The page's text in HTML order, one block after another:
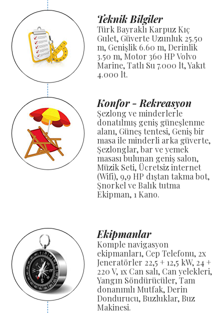
Teknik Bilgiler
Türk Bayraklı Karpuz Kıç
Gulet, Güverte Uzunluk 25.50
m, Genişlik 6.60 m, Derinlik
3.50 m, Motor 360 HP Volvo
Marine, Tatlı Su 7.000 lt, Yakıt
4.000 lt.
Konfor - Rekreasyon
Şezlong ve minderlerle
donatılmış geniş güneşlenme
alanı, Güneş tentesi, Geniş bir
masa ile minderli arka güverte,
Şezlonglar, bar ve yemek
masası bulunan geniş salon,
Müzik Seti, Ücretsiz internet
(Wifi), 9,9 HP dıştan takma bot,
Şnorkel ve Balık tutma
Ekipman, 1 Kano.
Ekipmanlar
Komple navigasyon
ekipmanları, Cep Telefonu, 2x
Jeneratörler 22,5 + 12,5 kW, 24 +
220 V, 1x Can salı, Can yelekleri,
Yangın Söndürücüler, Tam
donanımlı Mutfak, Derin
Dondurucu, Buzluklar, Buz
Makinesi.